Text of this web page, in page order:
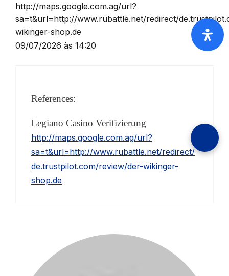
http://maps.google.com.ag/url?
sa=t&url=http://www.rubattle.net/redirect/
wikinger-shop.de
09/07/2026 às 14:20
References:
Legiano Casino Verifizierung
http://maps.google.com.ag/url?
sa=t&url=http://www.rubattle.net/redirect/
de.trustpilot.com/review/der-wikinger-
shop.de